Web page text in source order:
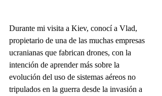
Durante mi visita a Kiev, conocí a Vlad,
propietario de una de las muchas empresas
ucranianas que fabrican drones, con la
intención de aprender más sobre la
evolución del uso de sistemas aéreos no
tripulados en la guerra desde la invasión a